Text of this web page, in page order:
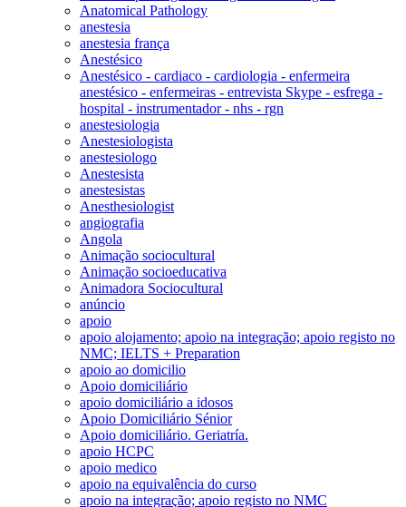
Anatomical Pathology
anestesia
anestesia frança
Anestésico
Anestésico - cardiaco - cardiologia - enfermeira
anestésico - enfermeiras - entrevista Skype - esfrega -
hospital - instrumentador - nhs - rgn
anestesiologia
Anestesiologista
anestesiologo
Anestesista
anestesistas
Anesthesiologist
angiografia
Angola
Animação sociocultural
Animação socioeducativa
Animadora Sociocultural
anúncio
apoio
apoio alojamento; apoio na integração; apoio registo no
NMC; IELTS + Preparation
apoio ao domicilio
Apoio domiciliário
apoio domiciliário a idosos
Apoio Domiciliário Sénior
Apoio domiciliário. Geriatría.
apoio HCPC
apoio medico
apoio na equivalência do curso
apoio na integração; apoio registo no NMC